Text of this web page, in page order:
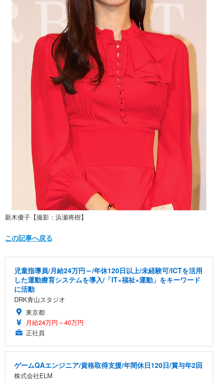
新木優子【撮影：浜瀬将樹】
この記事へ戻る
児童指導員/月給24万円～/年休120日以上/未経験可/ICTを活用
した運動療育システムを導入/「IT×福祉×運動」をキーワード
に活動
DRK青山スタジオ
東京都
月給24万円～40万円
正社員
ゲームQAエンジニア/資格取得支援/年間休日120日/賞与年2回
株式会社ELM